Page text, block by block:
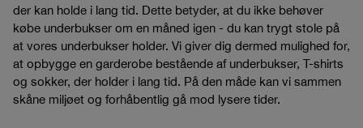
der kan holde i lang tid. Dette betyder, at du ikke behøver
købe underbukser om en måned igen - du kan trygt stole på
at vores underbukser holder. Vi giver dig dermed mulighed for,
at opbygge en garderobe bestående af underbukser, T-shirts
og sokker, der holder i lang tid. På den måde kan vi sammen
skåne miljøet og forhåbentlig gå mod lysere tider.